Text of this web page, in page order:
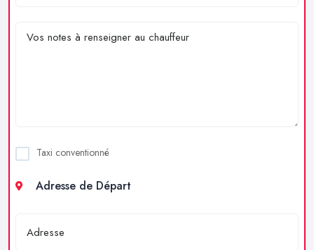
Taxi conventionné
Adresse de Départ